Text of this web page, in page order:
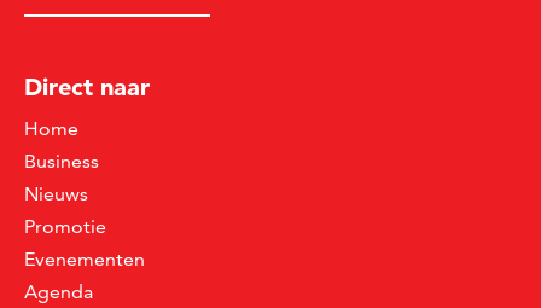
Direct naar
Home
Business
Nieuws
Promotie
Evenementen
Agenda